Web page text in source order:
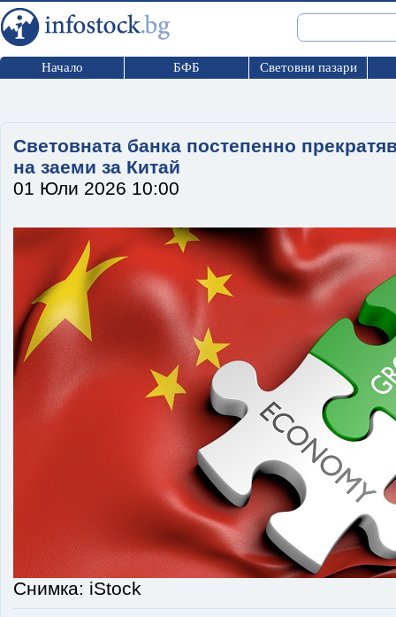
Начало БФБ Световни пазари
Световната банка постепенно
на заеми за Китай
01 Юли 2026 10:00
Снимка: iStock